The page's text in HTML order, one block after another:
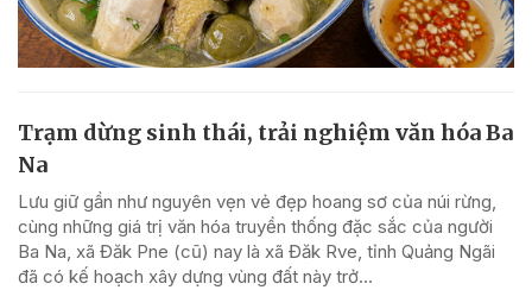
Trạm dừng sinh thái, trải nghiệm văn hóa Ba
Na
Lưu giữ gần như nguyên vẹn vẻ đẹp hoang sơ của núi rừng,
cùng những giá trị văn hóa truyền thống đặc sắc của người
Ba Na, xã Đăk Pne (cũ) nay là xã Đăk Rve, tỉnh Quảng Ngãi
đã có kế hoạch xây dựng vùng đất này trở...